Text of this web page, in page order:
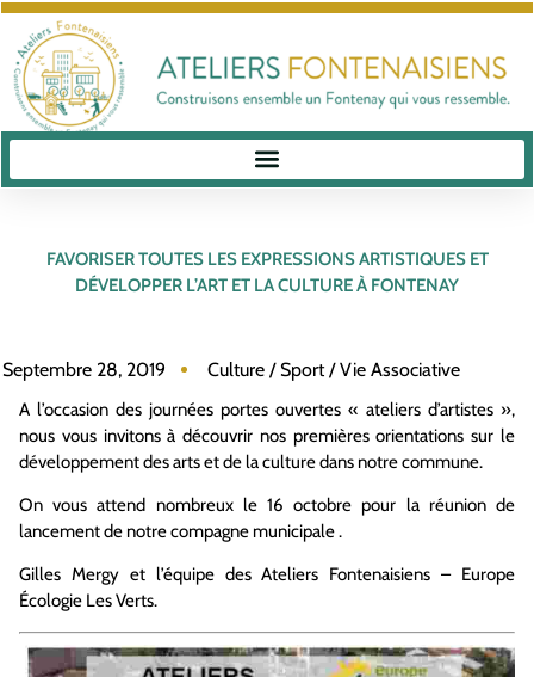
FAVORISER TOUTES LES EXPRESSIONS ARTISTIQUES ET
DÉVELOPPER L’ART ET LA CULTURE À FONTENAY
Septembre 28, 2019 Culture / Sport / Vie Associative
A l’occasion des journées portes ouvertes « ateliers d’artistes »,
nous vous invitons à découvrir nos premières orientations sur le
développement des arts et de la culture dans notre commune.
On vous attend nombreux le 16 octobre pour la réunion de
lancement de notre compagne municipale .
Gilles Mergy et l’équipe des Ateliers Fontenaisiens – Europe
Écologie Les Verts.